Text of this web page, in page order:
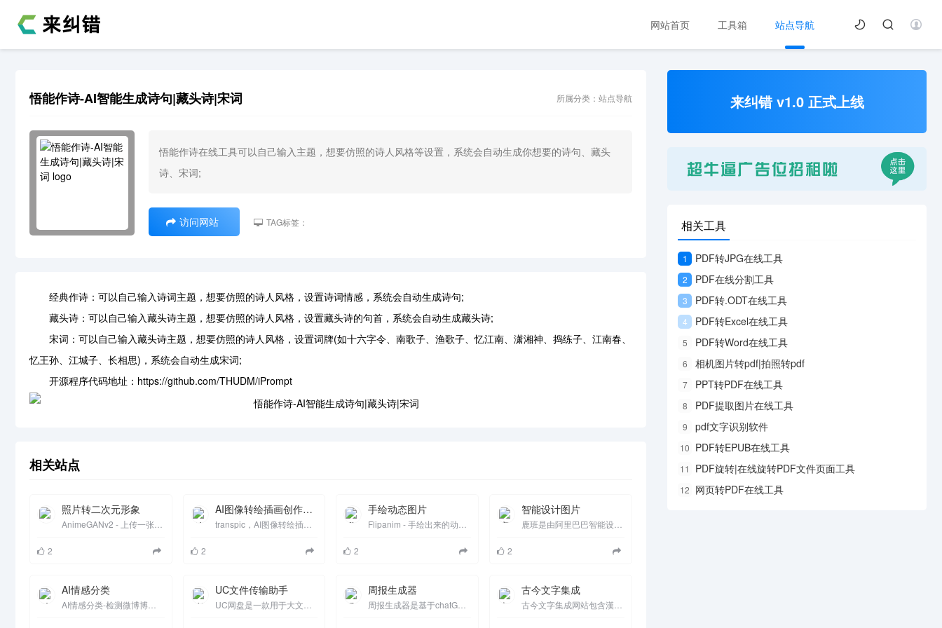
网站首页 工具箱 站点导航
悟能作诗-AI智能生成诗句|藏头诗|宋词 所属分类：站点导航
悟能作诗在线工具可以自己输入主题，想要仿照的诗人风格等设置，系统会自动生成你想要的诗句、藏头
诗、宋词;
访问网站 TAG标签：
经典作诗：可以自己输入诗词主题，想要仿照的诗人风格，设置诗词情感，系统会自动生成诗句;
藏头诗：可以自己输入藏头诗主题，想要仿照的诗人风格，设置藏头诗的句首，系统会自动生成藏头诗;
宋词：可以自己输入藏头诗主题，想要仿照的诗人风格，设置词牌(如十六字令、南歌子、渔歌子、忆江南、潇湘神、捣练子、江南春、
忆王孙、江城子、长相思)，系统会自动生成宋词;
开源程序代码地址：https://github.com/THUDM/iPrompt
相关站点
照片转二次元形象
2
AI图像转绘插画创作平台
transpic，AI图像转绘插画创作平台、上传图片生成多张图片，图片风格转换。
2
手绘动态图片
2
智能设计图片
2
AI情感分类 UC文件传输助手 周报生成器 古今文字集成
来纠错 v1.0 正式上线
相关工具
1 PDF转JPG在线工具
2 PDF在线分割工具
3 PDF转.ODT在线工具
4 PDF转Excel在线工具
5 PDF转Word在线工具
6 相机图片转pdf|拍照转pdf
7 PPT转PDF在线工具
8 PDF提取图片在线工具
9 pdf文字识别软件
10 PDF转EPUB在线工具
11 PDF旋转|在线旋转PDF文件页面工具
12 网页转PDF在线工具